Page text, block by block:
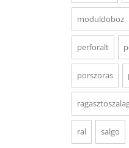
moduldoboz
perforalt
porszoras
ral salgo